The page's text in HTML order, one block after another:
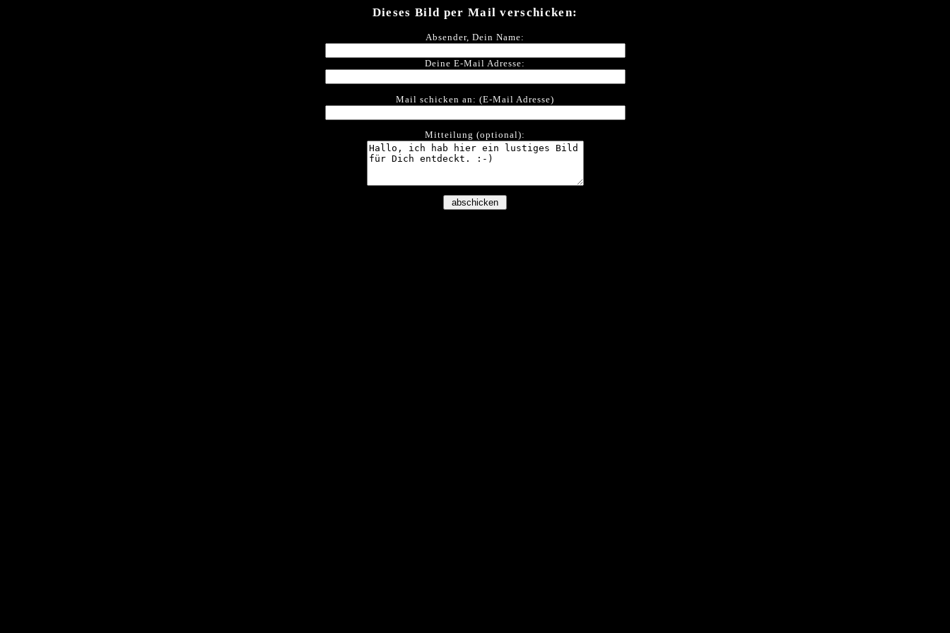
Dieses Bild per Mail verschicken:
Absender, Dein Name:
Deine E-Mail Adresse:
Mail schicken an: (E-Mail Adresse)
Mitteilung (optional):